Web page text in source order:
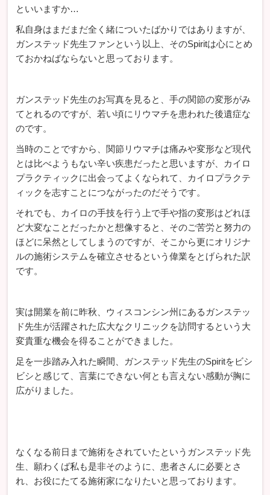
といいますか…
私自身はまだまだ全く緒についたばかりではありますが、
ガンステッド先生ファンという以上、そのSpiritは心にとめ
ておかねばならないと思っております。
ガンステッド先生のお写真を見ると、手の関節の変形がみ
てとれるのですが、若い頃にリウマチを患われた後遺症な
のです。
当時のことですから、関節リウマチは痛みや変形など現代
とは比べようもない辛い疾患だったと思いますが、カイロ
プラクティックに出会ってよくなられて、カイロプラクテ
ィックを志すことにつながったのだそうです。
それでも、カイロの手技を行う上で手や指の変形はどれほ
ど大変なことだったかと想像すると、そのご苦労と努力の
ほどに呆然としてしまうのですが、そこから更にオリジナ
ルの施術システムを確立させるという偉業をとげられた訳
です。
実は開業を前に昨秋、ウィスコンシン州にあるガンステッ
ド先生が活躍された広大なクリニックを訪問するという大
変貴重な機会を得ることができました。
足を一歩踏み入れた瞬間、ガンステッド先生のSpiritをビシ
ビシと感じて、言葉にできない何とも言えない感動が胸に
広がりました。
なくなる前日まで施術をされていたというガンステッド先
生、願わくば私も是非そのように、患者さんに必要とさ
れ、お役にたてる施術家になりたいと思っております。